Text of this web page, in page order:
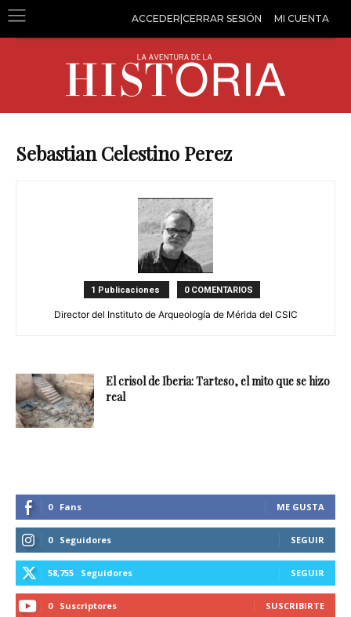
ACCEDER|CERRAR SESIÓN MI CUENTA
Sebastian Celestino Perez
1 Publicaciones 0 COMENTARIOS
Director del Instituto de Arqueología de Mérida del CSIC
El crisol de Iberia: Tarteso, el mito que se hizo
real
0 Fans ME GUSTA
0 Seguidores SEGUIR
58,755 Seguidores SEGUIR
0 Suscriptores SUSCRIBIRTE